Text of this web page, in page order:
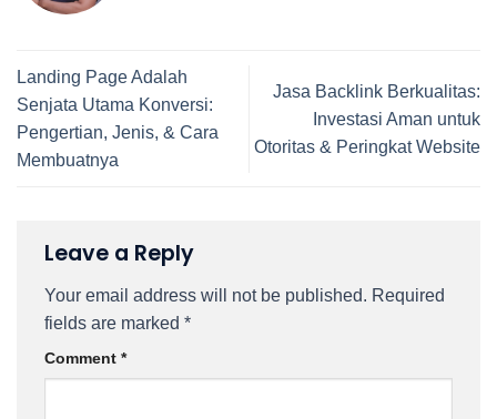
Landing Page Adalah
Senjata Utama Konversi:
Pengertian, Jenis, & Cara
Membuatnya
Jasa Backlink Berkualitas:
Investasi Aman untuk
Otoritas & Peringkat Website
Leave a Reply
Your email address will not be published. Required
fields are marked *
Comment *